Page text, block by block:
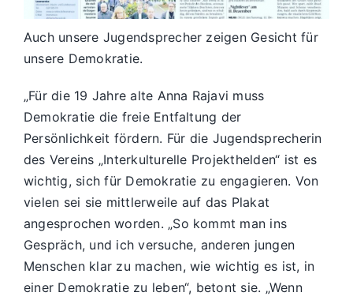
Auch unsere Jugendsprecher zeigen Gesicht für
unsere Demokratie.
„Für die 19 Jahre alte Anna Rajavi muss
Demokratie die freie Entfaltung der
Persönlichkeit fördern. Für die Jugendsprecherin
des Vereins „Interkulturelle Projekthelden“ ist es
wichtig, sich für Demokratie zu engagieren. Von
vielen sei sie mittlerweile auf das Plakat
angesprochen worden. „So kommt man ins
Gespräch, und ich versuche, anderen jungen
Menschen klar zu machen, wie wichtig es ist, in
einer Demokratie zu leben“, betont sie. „Wenn